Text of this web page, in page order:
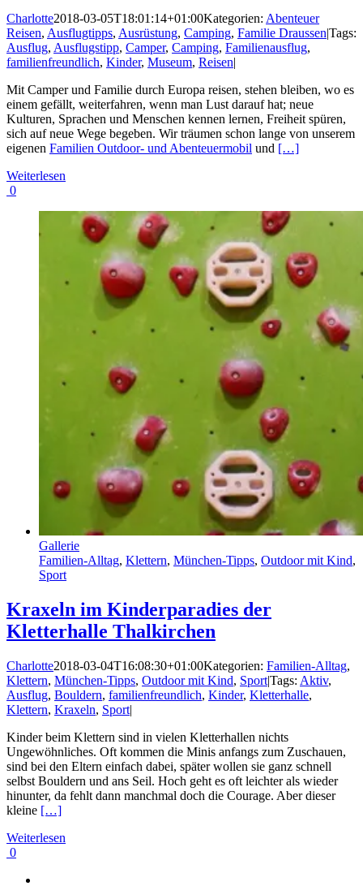
Charlotte2018-03-05T18:01:14+01:00Kategorien: Abenteuer
Reisen, Ausflugtipps, Ausrüstung, Camping, Familie Draussen|Tags:
Ausflug, Ausflugstipp, Camper, Camping, Familienausflug,
familienfreundlich, Kinder, Museum, Reisen|
Mit Camper und Familie durch Europa reisen, stehen bleiben, wo es
einem gefällt, weiterfahren, wenn man Lust darauf hat; neue
Kulturen, Sprachen und Menschen kennen lernen, Freiheit spüren,
sich auf neue Wege begeben. Wir träumen schon lange von unserem
eigenen Familien Outdoor- und Abenteuermobil und […]
Weiterlesen
0
Gallerie
Familien-Alltag, Klettern, München-Tipps, Outdoor mit Kind,
Sport
Kraxeln im Kinderparadies der
Kletterhalle Thalkirchen
Charlotte2018-03-04T16:08:30+01:00Kategorien: Familien-Alltag,
Klettern, München-Tipps, Outdoor mit Kind, Sport|Tags: Aktiv,
Ausflug, Bouldern, familienfreundlich, Kinder, Kletterhalle,
Klettern, Kraxeln, Sport|
Kinder beim Klettern sind in vielen Kletterhallen nichts
Ungewöhnliches. Oft kommen die Minis anfangs zum Zuschauen,
sind bei den Eltern einfach dabei, später wollen sie ganz schnell
selbst Bouldern und ans Seil. Hoch geht es oft leichter als wieder
hinunter, da fehlt dann manchmal doch die Courage. Aber dieser
kleine […]
Weiterlesen
0